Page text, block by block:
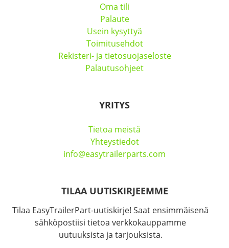
Oma tili
Palaute
Usein kysyttyä
Toimitusehdot
Rekisteri- ja tietosuojaseloste
Palautusohjeet
YRITYS
Tietoa meistä
Yhteystiedot
info@easytrailerparts.com
TILAA UUTISKIRJEEMME
Tilaa EasyTrailerPart-uutiskirje! Saat ensimmäisenä
sähköpostiisi tietoa verkkokauppamme
uutuuksista ja tarjouksista.